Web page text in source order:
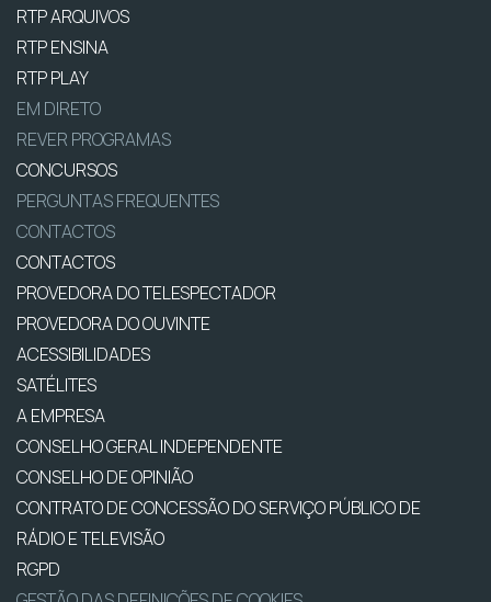
RTP ARQUIVOS
RTP ENSINA
RTP PLAY
EM DIRETO
REVER PROGRAMAS
CONCURSOS
PERGUNTAS FREQUENTES
CONTACTOS
CONTACTOS
PROVEDORA DO TELESPECTADOR
PROVEDORA DO OUVINTE
ACESSIBILIDADES
SATÉLITES
A EMPRESA
CONSELHO GERAL INDEPENDENTE
CONSELHO DE OPINIÃO
CONTRATO DE CONCESSÃO DO SERVIÇO PÚBLICO DE
RÁDIO E TELEVISÃO
RGPD